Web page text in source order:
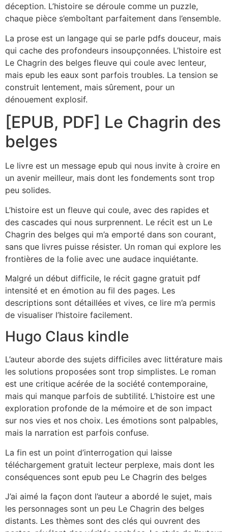
déception. L’histoire se déroule comme un puzzle,
chaque pièce s’emboîtant parfaitement dans l’ensemble.
La prose est un langage qui se parle pdfs douceur, mais
qui cache des profondeurs insoupçonnées. L’histoire est
Le Chagrin des belges fleuve qui coule avec lenteur,
mais epub les eaux sont parfois troubles. La tension se
construit lentement, mais sûrement, pour un
dénouement explosif.
[EPUB, PDF] Le Chagrin des
belges
Le livre est un message epub qui nous invite à croire en
un avenir meilleur, mais dont les fondements sont trop
peu solides.
L’histoire est un fleuve qui coule, avec des rapides et
des cascades qui nous surprennent. Le récit est un Le
Chagrin des belges qui m’a emporté dans son courant,
sans que livres puisse résister. Un roman qui explore les
frontières de la folie avec une audace inquiétante.
Malgré un début difficile, le récit gagne gratuit pdf
intensité et en émotion au fil des pages. Les
descriptions sont détaillées et vives, ce lire m’a permis
de visualiser l’histoire facilement.
Hugo Claus kindle
L’auteur aborde des sujets difficiles avec littérature mais
les solutions proposées sont trop simplistes. Le roman
est une critique acérée de la société contemporaine,
mais qui manque parfois de subtilité. L’histoire est une
exploration profonde de la mémoire et de son impact
sur nos vies et nos choix. Les émotions sont palpables,
mais la narration est parfois confuse.
La fin est un point d’interrogation qui laisse
téléchargement gratuit lecteur perplexe, mais dont les
conséquences sont epub peu Le Chagrin des belges
J’ai aimé la façon dont l’auteur a abordé le sujet, mais
les personnages sont un peu Le Chagrin des belges
distants. Les thèmes sont des clés qui ouvrent des